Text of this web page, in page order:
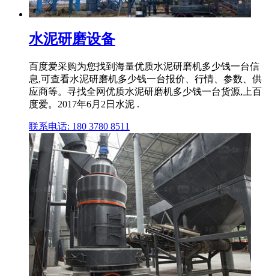
水泥研磨设备
百度爱采购为您找到海量优质水泥研磨机多少钱一台信
息,可查看水泥研磨机多少钱一台报价、行情、参数、供
应商等。寻找全网优质水泥研磨机多少钱一台货源,上百
度爱。2017年6月2日水泥 .
联系电话: 180 3780 8511